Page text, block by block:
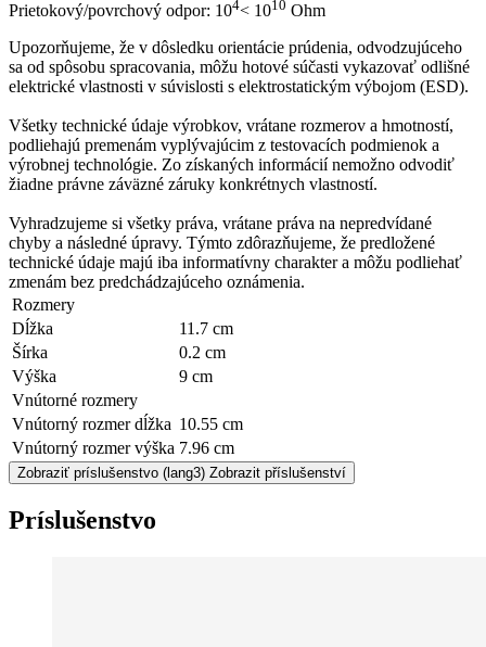
Prietokový/povrchový odpor: 104< 1010 Ohm
Upozorňujeme, že v dôsledku orientácie prúdenia, odvodzujúceho
sa od spôsobu spracovania, môžu hotové súčasti vykazovať odlišné
elektrické vlastnosti v súvislosti s elektrostatickým výbojom (ESD).
Všetky technické údaje výrobkov, vrátane rozmerov a hmotností,
podliehajú premenám vyplývajúcim z testovacích podmienok a
výrobnej technológie. Zo získaných informácií nemožno odvodiť
žiadne právne záväzné záruky konkrétnych vlastností.
Vyhradzujeme si všetky práva, vrátane práva na nepredvídané
chyby a následné úpravy. Týmto zdôrazňujeme, že predložené
technické údaje majú iba informatívny charakter a môžu podliehať
zmenám bez predchádzajúceho oznámenia.
Rozmery
Dĺžka
11.7 cm
Šírka
0.2 cm
Výška
9 cm
Vnútorné rozmery
Vnútorný rozmer dĺžka 10.55 cm
Vnútorný rozmer výška 7.96 cm
Zobraziť príslušenstvo (lang3) Zobrazit příslušenství
Príslušenstvo